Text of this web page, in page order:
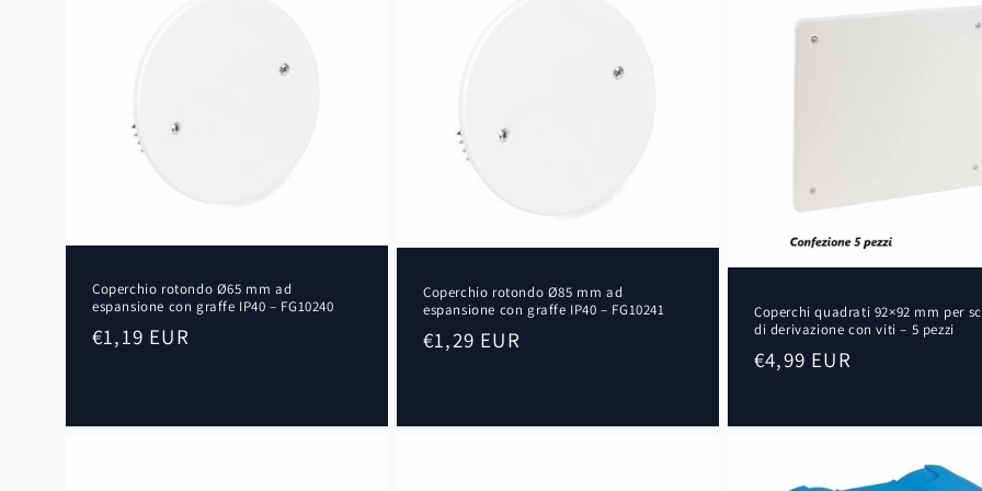
Coperchio rotondo Ø65 mm ad
espansione con graffe IP40 – FG10240
Prezzo
€1,19 EUR
Coperchio rotondo Ø85 mm ad
espansione con graffe IP40 – FG10241
Prezzo
€1,29 EUR
Coperchi quadrati 92×92 mm per
di derivazione con viti – 5 pezzi
Prezzo
€4,99 EUR